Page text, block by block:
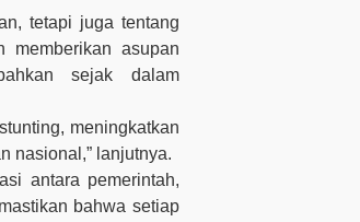
tetapi juga tentang
memberikan asupan
sejak dalam
meningkatkan
nasional,” lanjutnya.
antara pemerintah,
bahwa setiap